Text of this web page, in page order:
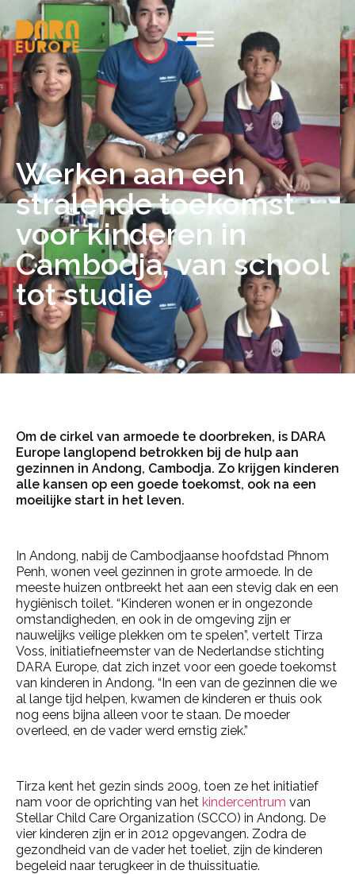
Werken aan een
stralende toekomst
voor kinderen in
Cambodja, van school
tot studie
Om de cirkel van armoede te doorbreken, is DARA
Europe langlopend betrokken bij de hulp aan
gezinnen in Andong, Cambodja. Zo krijgen kinderen
alle kansen op een goede toekomst, ook na een
moeilijke start in het leven.
In Andong, nabij de Cambodjaanse hoofdstad Phnom
Penh, wonen veel gezinnen in grote armoede. In de
meeste huizen ontbreekt het aan een stevig dak en een
hygiënisch toilet. “Kinderen wonen er in ongezonde
omstandigheden, en ook in de omgeving zijn er
nauwelijks veilige plekken om te spelen”, vertelt Tirza
Voss, initiatiefneemster van de Nederlandse stichting
DARA Europe, dat zich inzet voor een goede toekomst
van kinderen in Andong. “In een van de gezinnen die we
al lange tijd helpen, kwamen de kinderen er thuis ook
nog eens bijna alleen voor te staan. De moeder
overleed, en de vader werd ernstig ziek.”
Tirza kent het gezin sinds 2009, toen ze het initiatief
nam voor de oprichting van het kindercentrum van
Stellar Child Care Organization (SCCO) in Andong. De
vier kinderen zijn er in 2012 opgevangen. Zodra de
gezondheid van de vader het toeliet, zijn de kinderen
begeleid naar terugkeer in de thuissituatie.